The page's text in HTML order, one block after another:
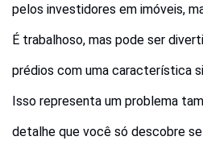
pelos investidores em imóveis,
É trabalhoso, mas pode ser
prédios com uma característica
Isso representa um problema
detalhe que você só descobre